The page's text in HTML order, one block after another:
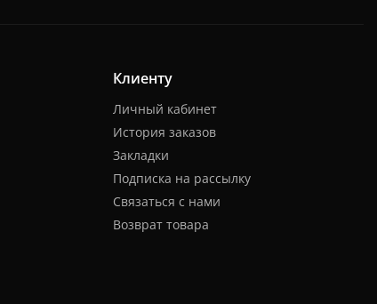
Клиенту
Личный кабинет
История заказов
Закладки
Подписка на рассылку
Связаться с нами
Возврат товара